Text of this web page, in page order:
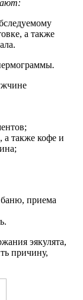
а также
.
а также кофе и
баню, приема
эякулята,
причину,